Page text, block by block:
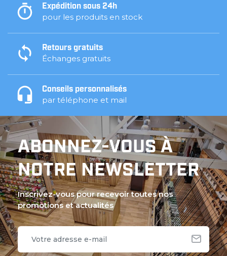
Expédition sous 24h
pour les produits en stock
Retours gratuits
Échanges gratuits
Conseils personnalisés
par téléphone et mail
ABONNEZ-VOUS À
NOTRE NEWSLETTER
Inscrivez-vous pour recevoir toutes nos
promotions et actualités